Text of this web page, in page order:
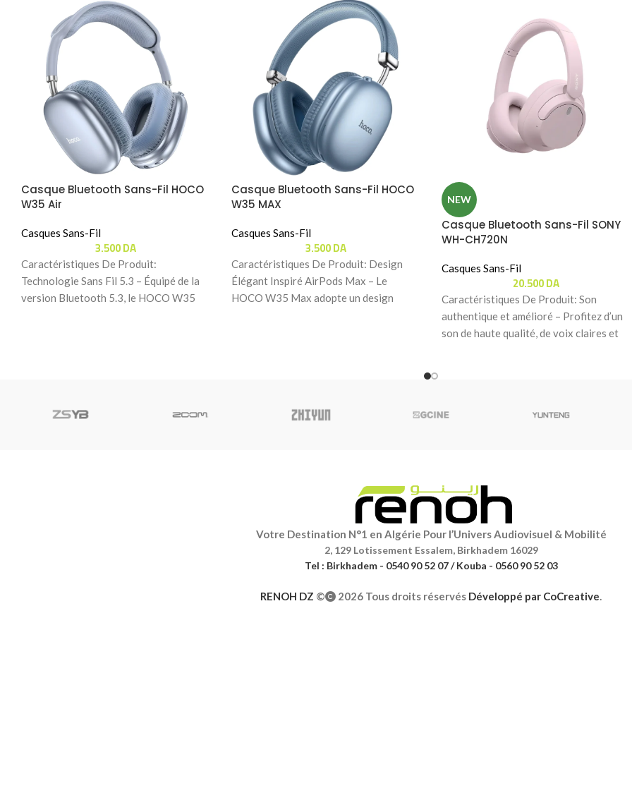
Casque Bluetooth Sans-Fil HOCO
W35 Air
Casques Sans-Fil
3.500DA
Caractéristiques De Produit:
Technologie Sans Fil 5.3 – Équipé de la
version Bluetooth 5.3, le HOCO W35
Casque Bluetooth Sans-Fil HOCO
W35 MAX
Casques Sans-Fil
3.500DA
Caractéristiques De Produit: Design
Élégant Inspiré AirPods Max – Le
HOCO W35 Max adopte un design
NEW
Casque Bluetooth Sans-Fil SONY
WH-CH720N
Casques Sans-Fil
20.500DA
Caractéristiques De Produit: Son
authentique et amélioré – Profitez d’un
son de haute qualité, de voix claires et
Votre Destination N°1 en Algérie Pour l’Univers Audiovisuel & Mobilité
2, 129 Lotissement Essalem, Birkhadem 16029
Tel : Birkhadem - 0540 90 52 07 / Kouba - 0560 90 52 03
RENOH DZ © 2026 Tous droits réservés Développé par CoCreative.